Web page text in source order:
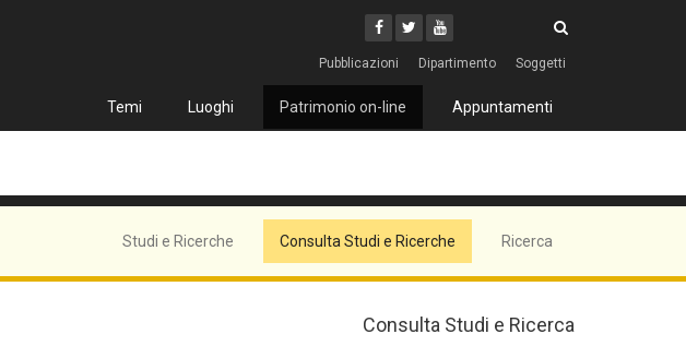
Facebook
Twitter
Youtube
Pubblicazioni Dipartimento Soggetti
Temi Luoghi Patrimonio on-line Appuntamenti
Studi e Ricerche Consulta Studi e Ricerche Ricerca
Consulta Studi e Ricerca